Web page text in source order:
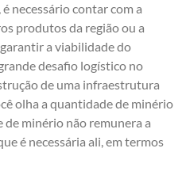
necessário contar com a
produtos da região ou a
a viabilidade do
desafio logístico no
de uma infraestrutura
olha a quantidade de minério
minério não remunera a
é necessária ali, em termos